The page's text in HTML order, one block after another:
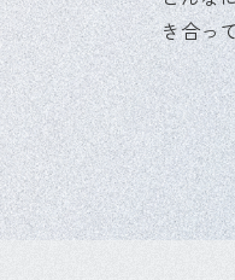
き合っ